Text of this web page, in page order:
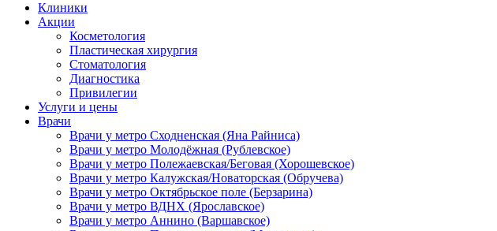
Клиники
Акции
Косметология
Пластическая хирургия
Стоматология
Диагностика
Привилегии
Услуги и цены
Врачи
Врачи у метро Сходненская (Яна Райниса)
Врачи у метро Молодёжная (Рублевское)
Врачи у метро Полежаевская/Беговая (Хорошевское)
Врачи у метро Калужская/Новаторская (Обручева)
Врачи у метро Октябрьское поле (Берзарина)
Врачи у метро ВДНХ (Ярославское)
Врачи у метро Аннино (Варшавское)